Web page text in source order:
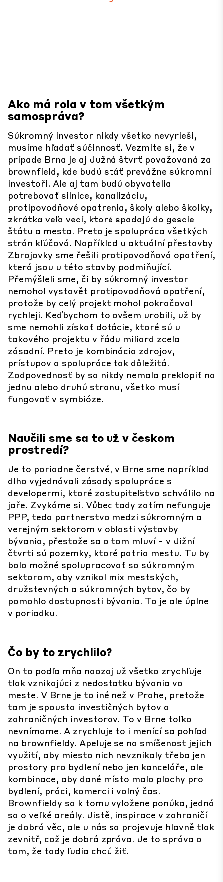
Ako má rola v tom všetkým
samospráva?
Súkromný investor nikdy všetko nevyrieši,
musíme hľadať súčinnosť. Vezmite si, že v
prípade Brna je aj Južná štvrť považovaná za
brownfield, kde budú stáť prevážne súkromní
investoři. Ale aj tam budú obyvatelia
potrebovať silnice, kanalizáciu,
protipovodňové opatrenia, školy alebo školky,
zkrátka veľa vecí, ktoré spadajú do gescie
štátu a mesta. Preto je spolupráca všetkých
strán kľúčová. Například u aktuální přestavby
Zbrojovky sme řešili protipovodňová opatření,
která jsou u této stavby podmiňující.
Přemýšleli sme, či by súkromný investor
nemohol vystavět protipovodňová opatření,
protože by celý projekt mohol pokračoval
rychleji. Keďbychom to ovšem urobili, už by
sme nemohli získať dotácie, ktoré sú u
takového projektu v řádu miliard zcela
zásadní. Preto je kombinácia zdrojov,
prístupov a spolupráce tak dôležitá.
Zodpovednosť by sa nikdy nemala preklopiť na
jednu alebo druhú stranu, všetko musí
fungovať v symbióze.
Naučili sme sa to už v českom
prostredí?
Je to poriadne čerstvé, v Brne sme napríklad
dlho vyjednávali zásady spolupráce s
developermi, ktoré zastupiteľstvo schválilo na
jaře. Zvykáme si. Vůbec tady zatím nefunguje
PPP, teda partnerstvo medzi súkromným a
verejným sektorom v oblasti výstavby
bývania, přestože sa o tom mluví - v Jižní
čtvrti sú pozemky, ktoré patria mestu. Tu by
bolo možné spolupracovať so súkromným
sektorom, aby vznikol mix mestských,
družstevných a súkromných bytov, čo by
pomohlo dostupnosti bývania. To je ale úplne
v poriadku.
Čo by to zrychlilo?
On to podľa mňa naozaj už všetko zrychľuje
tlak vznikajúci z nedostatku bývania vo
meste. V Brne je to iné než v Prahe, pretože
tam je spousta investičných bytov a
zahraničných investorov. To v Brne toľko
nevnímame. A zrychluje to i menící sa pohľad
na brownfieldy. Apeluje se na smíšenost jejich
využití, aby miesto nich nevznikaly třeba jen
prostory pro bydlení nebo jen kanceláře, ale
kombinace, aby dané místo malo plochy pro
bydlení, práci, komerci i volný čas.
Brownfieldy sa k tomu vyložene ponúka, jedná
sa o veľké areály. Jistě, inspirace v zahraničí
je dobrá věc, ale u nás sa projevuje hlavně tlak
zevnitř, což je dobrá zpráva. Je to správa o
tom, že tady ľudia chcú žiť.